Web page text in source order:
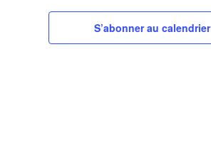
S’abonner au calendrier